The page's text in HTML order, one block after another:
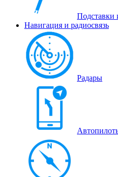
Подставки
Навигация и радиосвязь
Радары